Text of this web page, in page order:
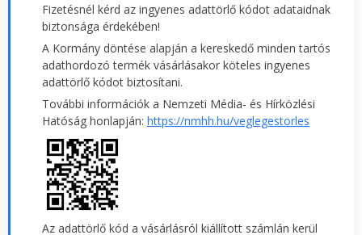
Fizetésnél kérd az ingyenes adattörlő kódot adataidnak
biztonsága érdekében!
A Kormány döntése alapján a kereskedő minden tartós
adathordozó termék vásárlásakor köteles ingyenes
adattörlő kódot biztosítani.
További információk a Nemzeti Média- és Hírközlési
Hatóság honlapján: https://nmhh.hu/veglegestorles
Az adattörlő kód a vásárlásról kiállított számlán kerül